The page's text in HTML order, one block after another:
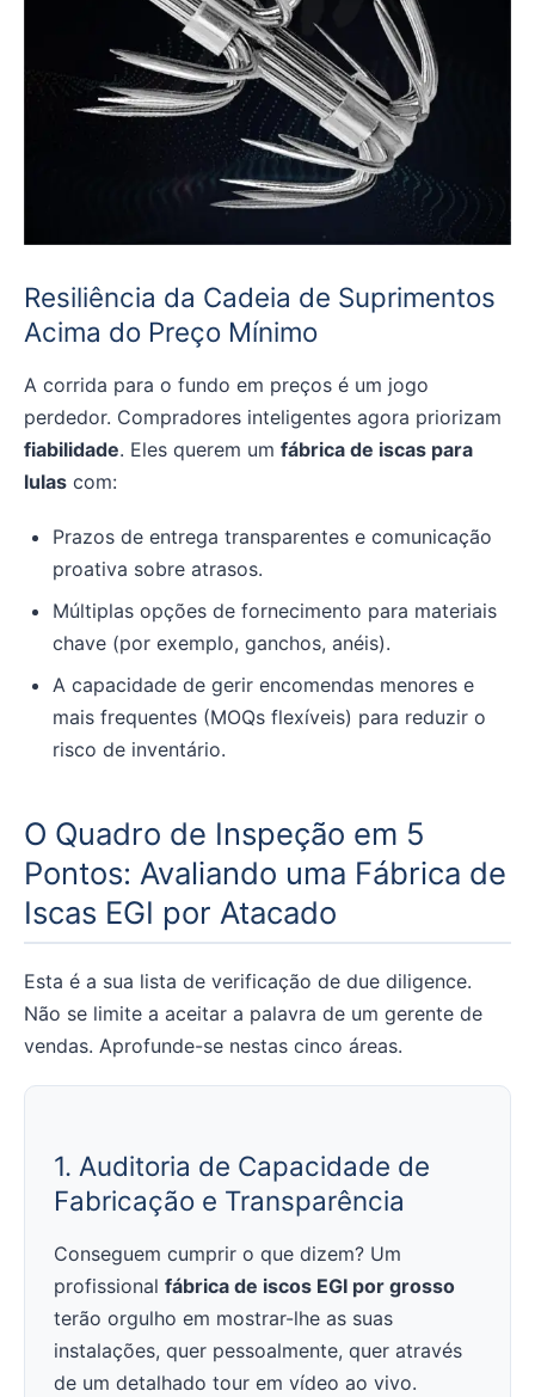
Resiliência da Cadeia de Suprimentos
Acima do Preço Mínimo
A corrida para o fundo em preços é um jogo
perdedor. Compradores inteligentes agora priorizam
fiabilidade. Eles querem um fábrica de iscas para
lulas com:
Prazos de entrega transparentes e comunicação
proativa sobre atrasos.
Múltiplas opções de fornecimento para materiais
chave (por exemplo, ganchos, anéis).
A capacidade de gerir encomendas menores e
mais frequentes (MOQs flexíveis) para reduzir o
risco de inventário.
O Quadro de Inspeção em 5
Pontos: Avaliando uma Fábrica de
Iscas EGI por Atacado
Esta é a sua lista de verificação de due diligence.
Não se limite a aceitar a palavra de um gerente de
vendas. Aprofunde-se nestas cinco áreas.
1. Auditoria de Capacidade de
Fabricação e Transparência
Conseguem cumprir o que dizem? Um
profissional fábrica de iscos EGI por grosso
terão orgulho em mostrar-lhe as suas
instalações, quer pessoalmente, quer através
de um detalhado tour em vídeo ao vivo.